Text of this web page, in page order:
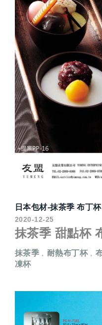
日本包材-抹茶季 布丁
2020-12-25
抹茶季 甜點杯
抹茶季 ， 耐熱布丁杯，
凍杯